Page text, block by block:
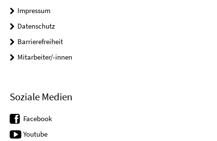
Impressum
Datenschutz
Barrierefreiheit
Mitarbeiter/-innen
Soziale Medien
Facebook
Youtube